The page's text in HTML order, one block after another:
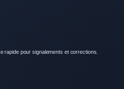
rapide pour signalements et corrections.